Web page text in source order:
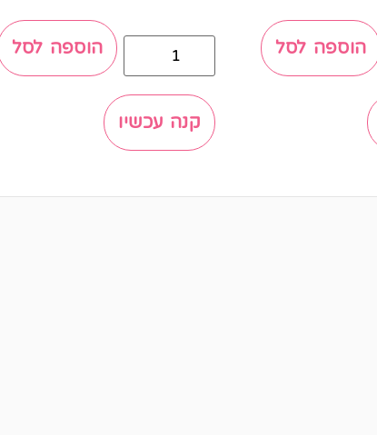
הוספה לסל הוספה לסל
קנה עכשיו